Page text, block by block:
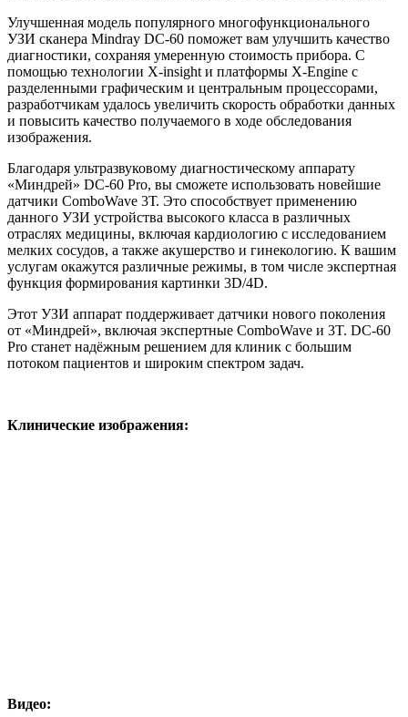
Улучшенная модель популярного многофункционального
УЗИ сканера Mindray DC-60 поможет вам улучшить качество
диагностики, сохраняя умеренную стоимость прибора. С
помощью технологии X-insight и платформы X-Engine с
разделенными графическим и центральным процессорами,
разработчикам удалось увеличить скорость обработки данных
и повысить качество получаемого в ходе обследования
изображения.
Благодаря ультразвуковому диагностическому аппарату
«Миндрей» DC-60 Pro, вы сможете использовать новейшие
датчики ComboWave 3Т. Это способствует применению
данного УЗИ устройства высокого класса в различных
отраслях медицины, включая кардиологию с исследованием
мелких сосудов, а также акушерство и гинекологию. К вашим
услугам окажутся различные режимы, в том числе экспертная
функция формирования картинки 3D/4D.
Этот УЗИ аппарат поддерживает датчики нового поколения
от «Миндрей», включая экспертные ComboWave и 3T. DC-60
Pro станет надёжным решением для клиник с большим
потоком пациентов и широким спектром задач.
Клинические изображения:
Видео: